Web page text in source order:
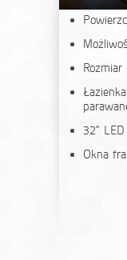
Rozmiar
32“
Okna